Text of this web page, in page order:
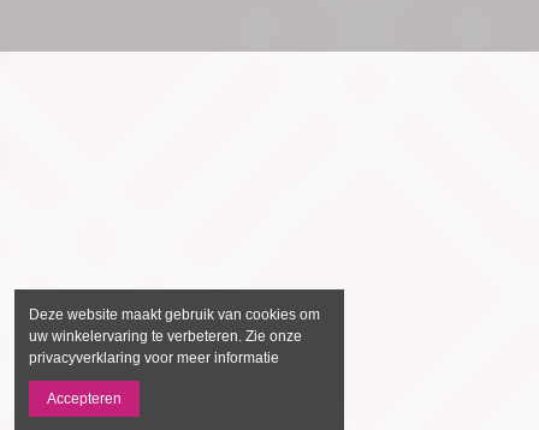
Deze website maakt gebruik van cookies om
uw winkelervaring te verbeteren. Zie onze
privacyverklaring voor meer informatie
Accepteren